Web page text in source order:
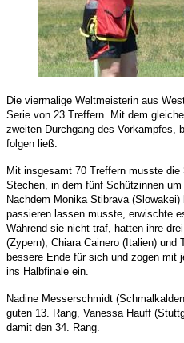
Die viermalige Weltmeisterin aus
Serie von 23 Treffern. Mit dem
zweiten Durchgang des Vorkampfes,
folgen ließ.
Mit insgesamt 70 Treffern musste
Stechen, in dem fünf Schützinnen
Nachdem Monika Stibrava
passieren lassen musste, erwischte
Während sie nicht traf, hatten ihre
(Zypern), Chiara Cainero (Italien) und
bessere Ende für sich und zogen mit
ins Halbfinale ein.
Nadine Messerschmidt
guten 13. Rang, Vanessa Hauff
damit den 34. Rang.